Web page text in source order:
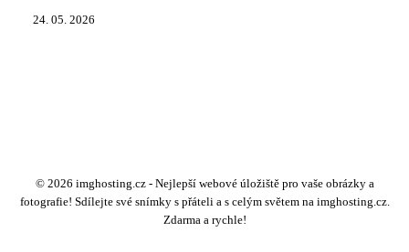
24. 05. 2026
© 2026 imghosting.cz - Nejlepší webové úložiště pro vaše obrázky a
fotografie! Sdílejte své snímky s přáteli a s celým světem na imghosting.cz.
Zdarma a rychle!